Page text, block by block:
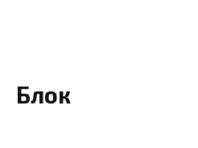
Блок